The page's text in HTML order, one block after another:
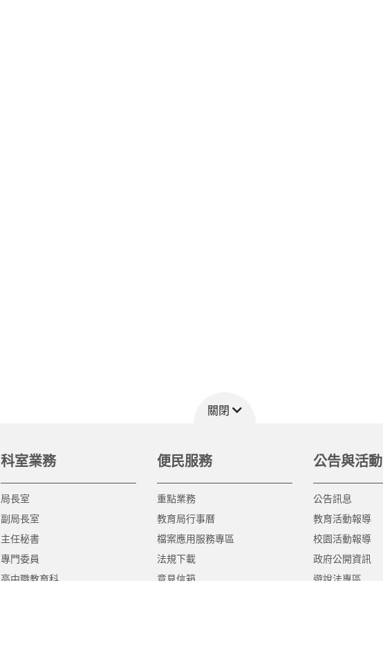
關閉
科室業務
局長室
副局長室
主任秘書
專門委員
高中職教育科
便民服務
重點業務
教育局行事曆
檔案應用服務專區
法規下載
意見信箱
公告與活動
公告訊息
教育活動報導
校園活動報導
政府公開資訊
遊說法專區